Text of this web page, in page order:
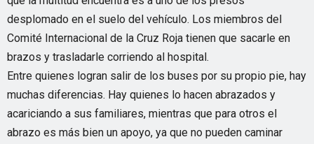
desplomado en el suelo del vehículo. Los miembros del
Comité Internacional de la Cruz Roja tienen que sacarle en
brazos y trasladarle corriendo al hospital.
Entre quienes logran salir de los buses por su propio pie, hay
muchas diferencias. Hay quienes lo hacen abrazados y
acariciando a sus familiares, mientras que para otros el
abrazo es más bien un apoyo, ya que no pueden caminar